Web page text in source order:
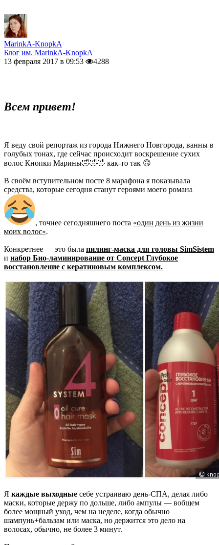
MarinkA-KnopkA
Блог им. MarinkA-KnopkA
13 февраля 2017 в 09:53
4288
Всем привет!
Я веду свой репортаж из города Нижнего Новгорода, ванны в
голубых тонах, где сейчас происходит воскрешение сухих
волос Кнопки Марины🤣🤣🤣 как-то так 🙃
В своём вступительном посте 8 марафона я показывала
средства, которые сегодня станут героями моего романа
, точнее сегодняшнего поста «один день из жизни
моих волос».
Конкретнее — это была пилинг-маска для головы SimSistem
и набор Био-ламинирование от Concept Глубокое
восстановление с кератиновым комплексом.
Я каждые выходные себе устраиваю день-СПА, делая либо
маски, которые держу по дольше, либо ампулы — вобщем
более мощный уход, чем на неделе, когда обычно
шампунь+бальзам или маска, но держится это дело на
волосах, обычно, не более 3 минут.